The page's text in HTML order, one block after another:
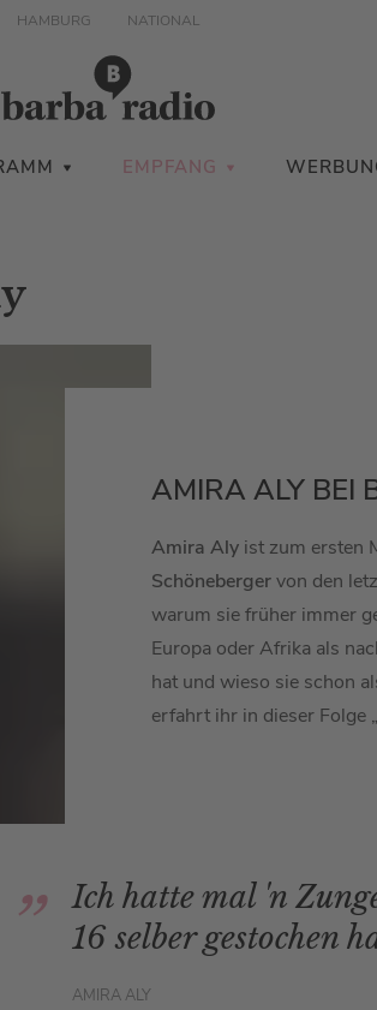
HAMBURG NATIONAL
EMPFANG
AMIRA ALY BEI
Amira Aly ist zum ersten
Schönebergervon den
warum sie früher immer
Europa oder Afrika als
hat und wieso sie schon
erfahrt ihr in dieser Folge
Ich hatte mal 'n
16 selber gestochen
AMIRA ALY